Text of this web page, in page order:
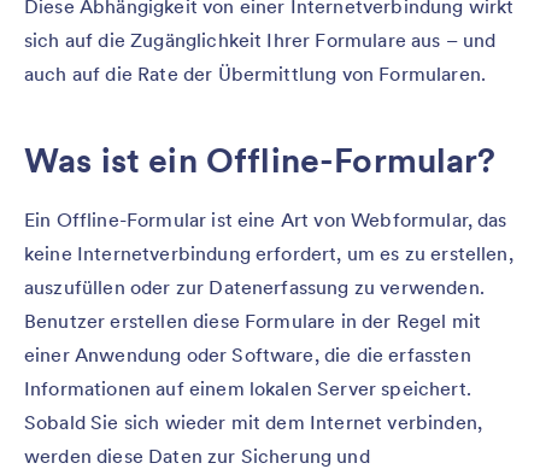
Diese Abhängigkeit von einer Internetverbindung wirkt
sich auf die Zugänglichkeit Ihrer Formulare aus – und
auch auf die Rate der Übermittlung von Formularen.
Was ist ein Offline-Formular?
Ein Offline-Formular ist eine Art von Webformular, das
keine Internetverbindung erfordert, um es zu erstellen,
auszufüllen oder zur Datenerfassung zu verwenden.
Benutzer erstellen diese Formulare in der Regel mit
einer Anwendung oder Software, die die erfassten
Informationen auf einem lokalen Server speichert.
Sobald Sie sich wieder mit dem Internet verbinden,
werden diese Daten zur Sicherung und